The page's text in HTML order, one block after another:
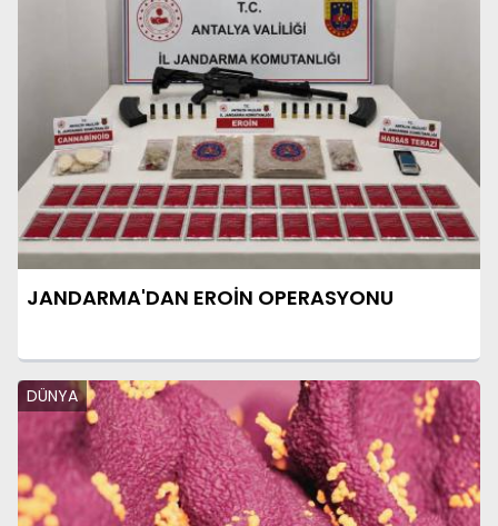
JANDARMA'DAN EROİN OPERASYONU
DÜNYA